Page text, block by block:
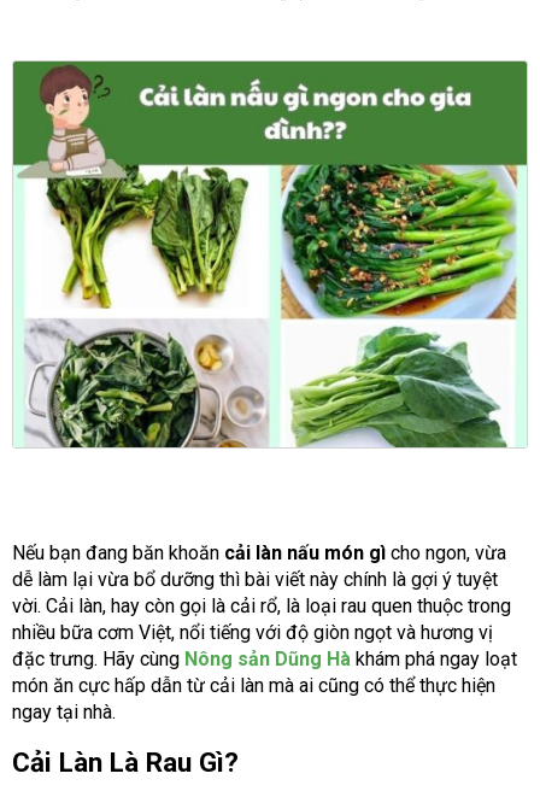
Nếu bạn đang băn khoăn cải làn nấu món gì cho ngon, vừa
dễ làm lại vừa bổ dưỡng thì bài viết này chính là gợi ý tuyệt
vời. Cải làn, hay còn gọi là cải rổ, là loại rau quen thuộc trong
nhiều bữa cơm Việt, nổi tiếng với độ giòn ngọt và hương vị
đặc trưng. Hãy cùng Nông sản Dũng Hà khám phá ngay loạt
món ăn cực hấp dẫn từ cải làn mà ai cũng có thể thực hiện
ngay tại nhà.
Cải Làn Là Rau Gì?